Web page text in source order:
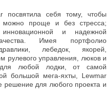
себя тому, чтобы
можно проще и без стресса;
и надежной
Имея портфолио
лебедок, якорей,
рулевого управления, люков и
для любой лодки, от самой
большой мега-яхты, Lewmar
решение для любого проекта и